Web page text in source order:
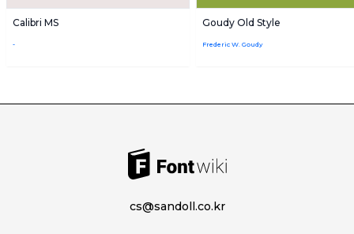
Calibri MS
-
Goudy Old Style
Frederic W. Goudy
cs@sandoll.co.kr